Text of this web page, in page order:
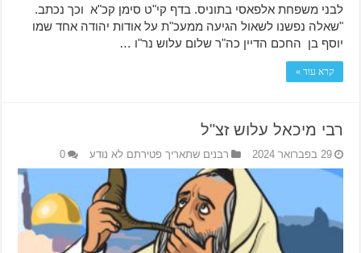
לבני משפחת אלפאסי בתוניס. בדף קי"ט סימן קכ"א וכך נכתב.
"שאלה נפשנו לשאול הגיעה ממעכ"ת על אודות יהודה אחד שמו
יוסף בן החכם הדיין כה"ר שלום עלוש נר"ו …
קרא עוד »
רבי מיכאל עלוש זצ"ל
29 בפברואר 2024 רבנים שתאריך פטירתם לא נודע 0